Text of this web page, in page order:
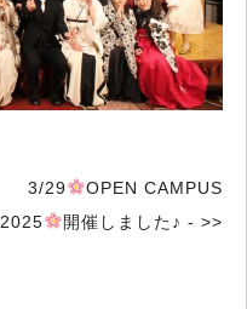
3/29
OPEN CAMPUS
2025
開催しました♪ - >>